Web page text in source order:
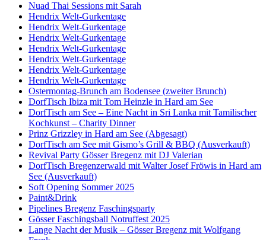
Nuad Thai Sessions mit Sarah
Hendrix Welt-Gurkentage
Hendrix Welt-Gurkentage
Hendrix Welt-Gurkentage
Hendrix Welt-Gurkentage
Hendrix Welt-Gurkentage
Hendrix Welt-Gurkentage
Hendrix Welt-Gurkentage
Ostermontag-Brunch am Bodensee (zweiter Brunch)
DorfTisch Ibiza mit Tom Heinzle in Hard am See
DorfTisch am See – Eine Nacht in Sri Lanka mit Tamilischer
Kochkunst – Charity Dinner
Prinz Grizzley in Hard am See (Abgesagt)
DorfTisch am See mit Gismo’s Grill & BBQ (Ausverkauft)
Revival Party Gösser Bregenz mit DJ Valerian
DorfTisch Bregenzerwald mit Walter Josef Fröwis in Hard am
See (Ausverkauft)
Soft Opening Sommer 2025
Paint&Drink
Pipelines Bregenz Faschingsparty
Gösser Faschingsball Notruffest 2025
Lange Nacht der Musik – Gösser Bregenz mit Wolfgang